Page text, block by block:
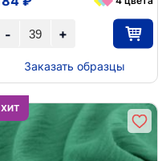
+
-
Заказать образцы
ХИТ